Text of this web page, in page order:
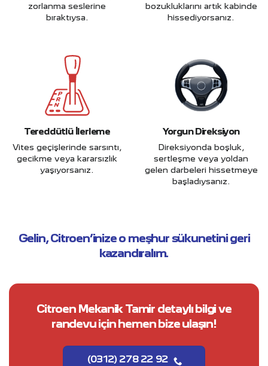
zorlanma seslerine
bıraktıysa.
bozukluklarını artık kabinde
hissediyorsanız.
Tereddütlü İlerleme
Vites geçişlerinde sarsıntı,
gecikme veya kararsızlık
yaşıyorsanız.
Yorgun Direksiyon
Direksiyonda boşluk,
sertleşme veya yoldan
gelen darbeleri hissetmeye
başladıysanız.
Gelin, Citroen’inize o meşhur sükunetini geri
kazandıralım.
Citroen Mekanik Tamir detaylı bilgi ve
randevu için hemen bize ulaşın!
(0312) 278 22 92